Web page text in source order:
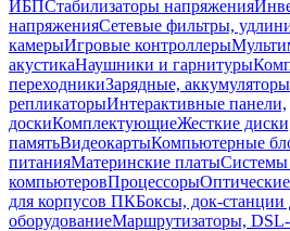
ИБПСтабилизаторы напряжения
напряженияСетевые фильтры,
камерыИгровые контроллеры
акустикаНаушники и гарнитуры
переходникиЗарядные, аккумуляторы
репликаторыИнтерактивные панели,
доскиКомплектующиеЖесткие
памятьВидеокартыКомпьютерные
питанияМатеринские платыСистемы
компьютеровПроцессоры
для корпусов ПКБоксы, док-станции
оборудованиеМаршрутизаторы,